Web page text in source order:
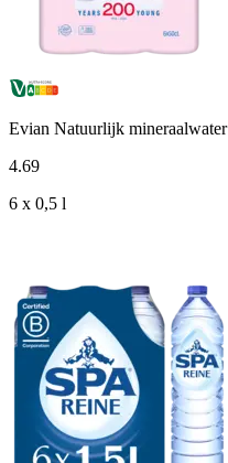
Evian Natuurlijk mineraalwater
4.69
6 x 0,5 l